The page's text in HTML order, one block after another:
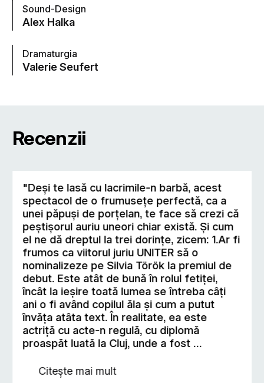
Sound-Design
Alex Halka
Dramaturgia
Valerie Seufert
Recenzii
"Deşi te lasă cu lacrimile-n barbă, acest
spectacol de o frumuseţe perfectă, ca a
unei păpuşi de porţelan, te face să crezi că
peştişorul auriu uneori chiar există. Şi cum
el ne dă dreptul la trei dorinţe, zicem: 1.Ar fi
frumos ca viitorul juriu UNITER să o
nominalizeze pe Silvia Török la premiul de
debut. Este atât de bună în rolul fetiţei,
încât la ieşire toată lumea se întreba câţi
ani o fi având copilul ăla şi cum a putut
învăţa atâta text. În realitate, ea este
actriţă cu acte-n regulă, cu diplomă
proaspăt luată la Cluj, unde a fost …
Citește mai mult